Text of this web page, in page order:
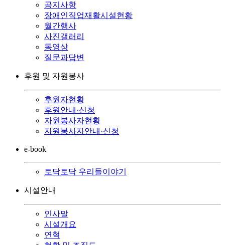
공지사항
장애인직업재활시설현황
월간행사
사진갤러리
동영상
질문과답변
후원 및 자원봉사
후원자현황
후원안내·신청
자원봉사자현황
자원봉사자안내·신청
e-book
토닥토닥 우리들이야기
시설안내
인사말
시설개요
연혁